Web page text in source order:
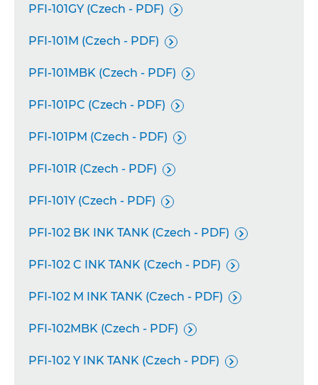
PFI-101GY (Czech - PDF) 
PFI-101M (Czech - PDF) 
PFI-101MBK (Czech - PDF) 
PFI-101PC (Czech - PDF) 
PFI-101PM (Czech - PDF) 
PFI-101R (Czech - PDF) 
PFI-101Y (Czech - PDF) 
PFI-102 BK INK TANK (Czech - PDF) 
PFI-102 C INK TANK (Czech - PDF) 
PFI-102 M INK TANK (Czech - PDF) 
PFI-102MBK (Czech - PDF) 
PFI-102 Y INK TANK (Czech - PDF) 